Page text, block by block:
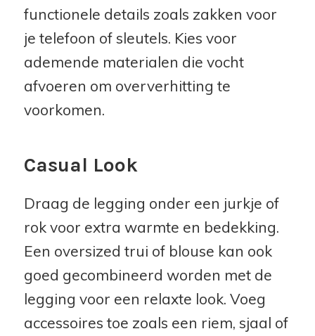
functionele details zoals zakken voor
je telefoon of sleutels. Kies voor
ademende materialen die vocht
afvoeren om oververhitting te
voorkomen.
Casual Look
Draag de legging onder een jurkje of
rok voor extra warmte en bedekking.
Een oversized trui of blouse kan ook
goed gecombineerd worden met de
legging voor een relaxte look. Voeg
accessoires toe zoals een riem, sjaal of